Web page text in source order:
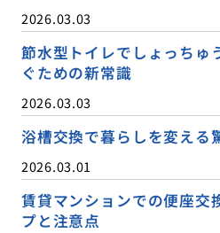
2026.03.03
節水型トイレでしょっちゅ
ぐための新常識
2026.03.03
浴槽交換で暮らしを変える
2026.03.01
賃貸マンションでの便座交
プと注意点